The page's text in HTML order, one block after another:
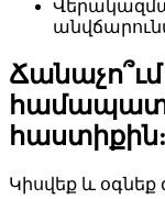
Ճանաչո՞ւմ
հաստիքին:
Կիսվեք և